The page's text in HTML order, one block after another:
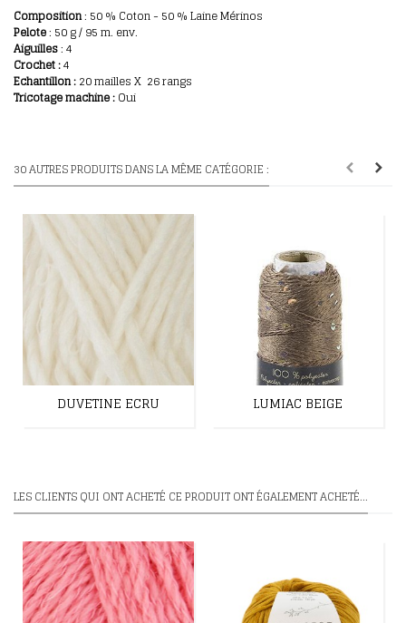
Composition: 50 % Coton - 50 % Laine Mérinos
Pelote: 50 g / 95 m. env.
Aiguilles: 4
Crochet :4
Echantillon:20 mailles X 26 rangs
Tricotage machine :Oui
30 AUTRES PRODUITS DANS LA MÊME CATÉGORIE :
DUVETINE ECRU LUMIAC BEIGE
LES CLIENTS QUI ONT ACHETÉ CE PRODUIT ONT ÉGALEMENT ACHETÉ...